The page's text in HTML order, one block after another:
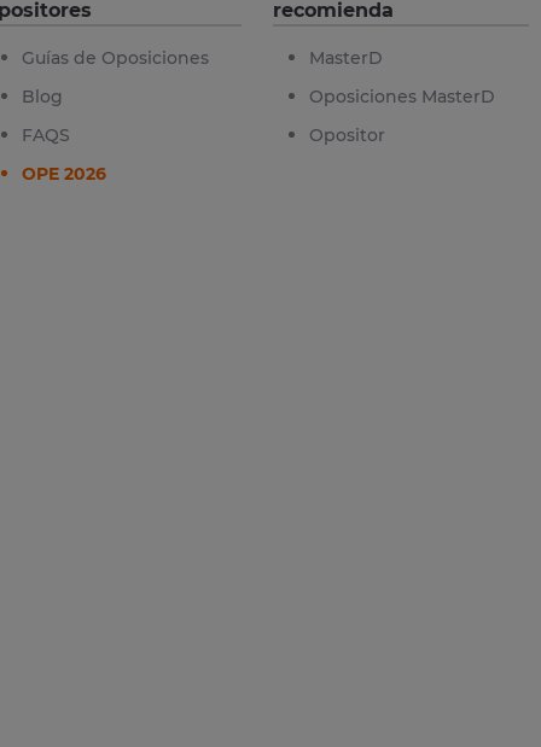
Guías de Oposiciones
Blog
FAQS
OPE 2026
recomienda
MasterD
Oposiciones MasterD
Opositor